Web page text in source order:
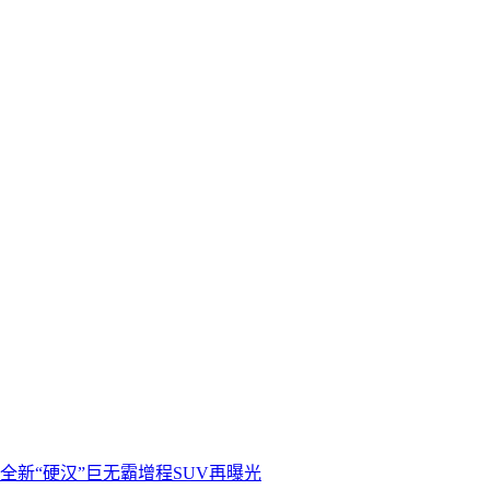
新“硬汉”巨无霸增程SUV再曝光